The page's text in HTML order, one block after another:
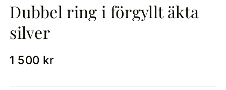
Dubbel ring i förgyllt äkta
silver
1 500 kr